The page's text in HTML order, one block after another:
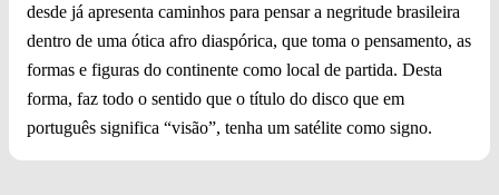
desde já apresenta caminhos para pensar a negritude brasileira
dentro de uma ótica afro diaspórica, que toma o pensamento, as
formas e figuras do continente como local de partida. Desta
forma, faz todo o sentido que o título do disco que em
português significa “visão”, tenha um satélite como signo.